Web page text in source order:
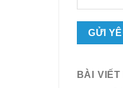
BÀI VIẾT